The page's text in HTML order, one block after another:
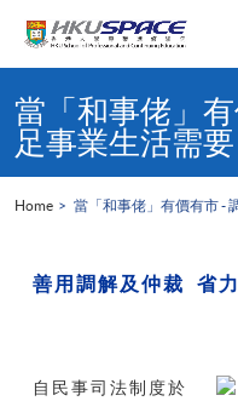
content
start當「和事佬」
足事業生活需要
Home 當「和事佬」有價有市 -
善用調解及仲裁 省
自民事司法制度於